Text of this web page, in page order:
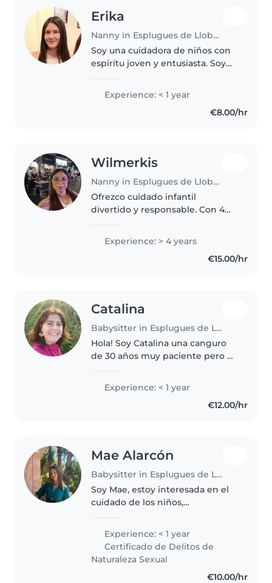
Erika
Nanny in Esplugues de Llobregat
Soy una cuidadora de niños con
espíritu joven y entusiasta. Soy
conocimientos prácticos para
atender a niños de diferentes
edades, desde bebés hasta
Experience: < 1 year
€8.00/hr
Wilmerkis
Nanny in Esplugues de Llobregat
Ofrezco cuidado infantil
divertido y responsable. Con 4
niños desde bebés hasta
adolescentes. Me encanta leer,
Experience: > 4 years
€15.00/hr
Catalina
Babysitter in Esplugues de Llobregat
Hola! Soy Catalina una canguro
de 30 años muy paciente pero a
en el sector, ya que he trabajado
en una guardería con niños(as)
Experience: < 1 year
€12.00/hr
Mae Alarcón
Babysitter in Esplugues de Llobregat
Soy Mae, estoy interesada en el
cuidado de los niños,
título en cuidados auxiliares de
enfermería, es decir de TCAE.
Me..
Experience: < 1 year
Certificado de Delitos de
Naturaleza Sexual
€10.00/hr